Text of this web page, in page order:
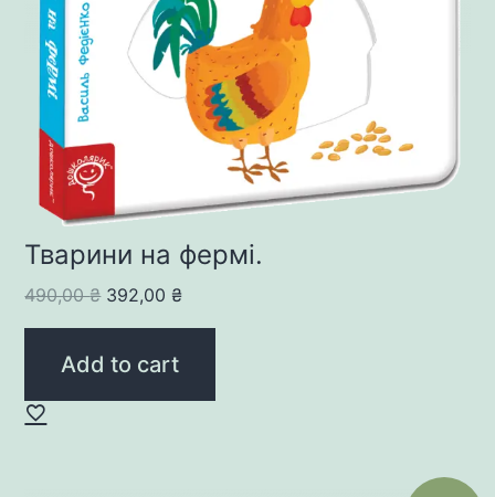
Тварини на фермі.
490,00₴ Original
price
was:
392,00₴Current
price
Add to cart